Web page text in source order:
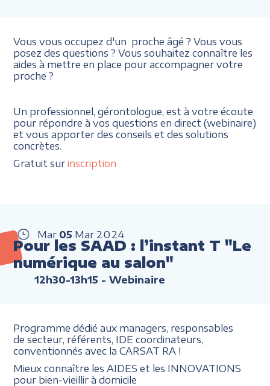
Vous vous occupez d'un proche âgé ? Vous vous
posez des questions ? Vous souhaitez connaître les
aides à mettre en place pour accompagner votre
proche ?
Un professionnel, gérontologue, est à votre écoute
pour répondre à vos questions en direct (webinaire)
et vous apporter des conseils et des solutions
concrètes.
Gratuit surinscription
Mar 05 Mar 2024
Pour les SAAD : l’instant T "Le
numérique au salon"
12h30-13h15 - Webinaire
Programme dédié aux managers, responsables
de secteur, référents, IDE coordinateurs,
conventionnés avec la CARSAT RA !
Mieux connaître les AIDES et les INNOVATIONS
pour bien-vieillir à domicile